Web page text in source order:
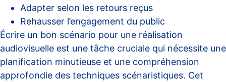
Adapter selon les retours reçus
Rehausser l’engagement du public
Écrire un bon scénario pour une réalisation
audiovisuelle est une tâche cruciale qui nécessite une
planification minutieuse et une compréhension
approfondie des techniques scénaristiques. Cet